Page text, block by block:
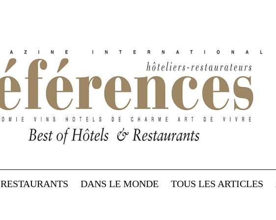
RESTAURANTS DANS LE MONDE TOUS LES ARTICLES